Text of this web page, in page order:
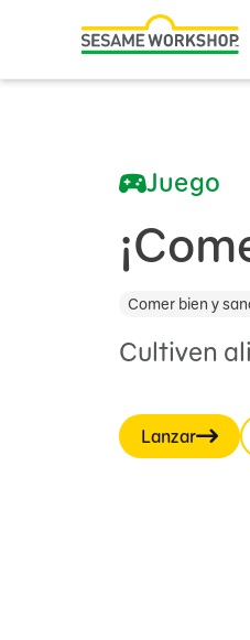
Family Resources
Healthy Minds and Bodies
Courses and Webinars
Games and Storybooks
Juego
Comer bien y
Cultiven
Lanzar